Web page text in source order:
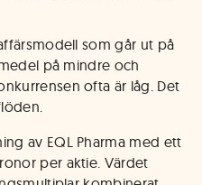
som går ut på
på mindre och
ofta är låg. Det
av EQL Pharma med ett
per aktie. Värdet